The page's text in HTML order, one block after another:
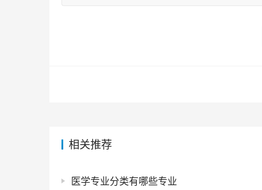
相关推荐
医学专业分类有哪些专业